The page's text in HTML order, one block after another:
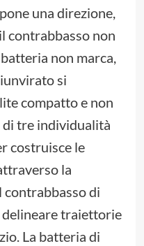
una direzione,
contrabbasso non
non marca,
si
compatto e non
di tre individualità
costruisce le
la
contrabbasso di
traiettorie
La batteria di